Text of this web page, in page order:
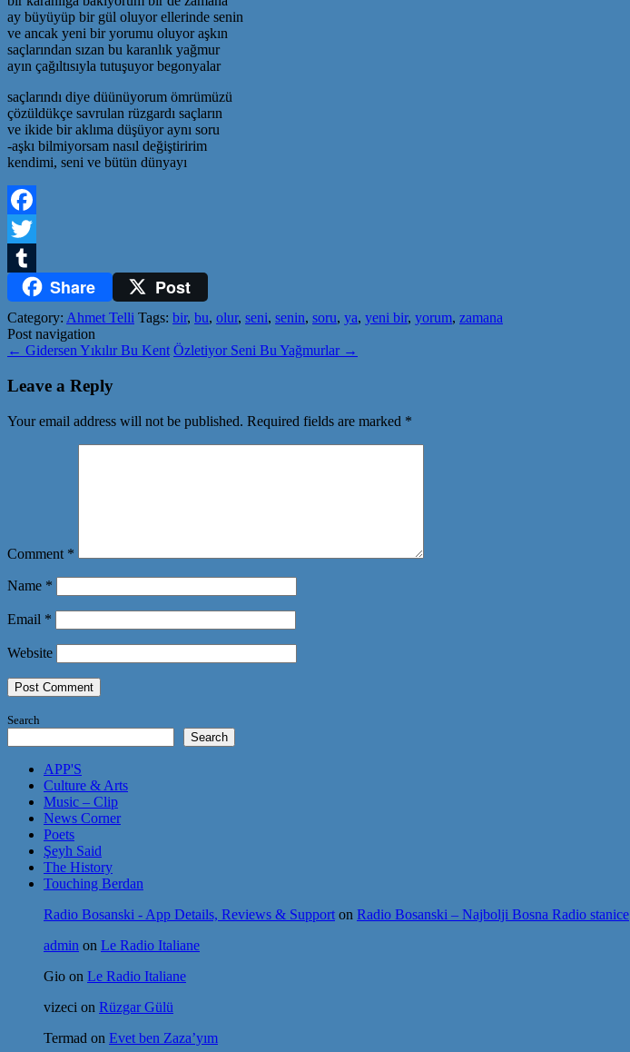
ay büyüyüp bir gül oluyor ellerinde senin
ve ancak yeni bir yorumu oluyor aşkın
saçlarından sızan bu karanlık yağmur
ayın çağıltısıyla tutuşuyor begonyalar
saçlarındı diye düünüyorum ömrümüzü
çözüldükçe savrulan rüzgardı saçların
ve ikide bir aklıma düşüyor aynı soru
-aşkı bilmiyorsam nasıl değiştiririm
kendimi, seni ve bütün dünyayı
Facebook
Twitter
Tumblr Share Post
Category: Ahmet Telli Tags: bir, bu, olur, seni, senin, soru, ya, yeni bir, yorum, zamana
Post navigation
← Gidersen Yıkılır Bu Kent Özletiyor Seni Bu Yağmurlar →
Leave a Reply
Your email address will not be published. Required fields are marked *
Comment *
Name *
Email *
Website
Search
Search
APP'S
Culture & Arts
Music – Clip
News Corner
Poets
Şeyh Said
The History
Touching Berdan
Radio Bosanski - App Details, Reviews & Support on Radio Bosanski – Najbolji Bosna Radio stanice
admin on Le Radio Italiane
Gio on Le Radio Italiane
vizeci on Rüzgar Gülü
Termad on Evet ben Zaza’yım